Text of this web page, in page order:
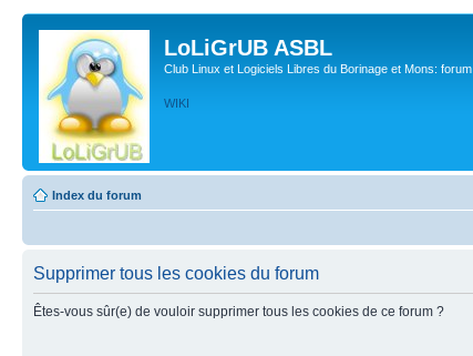
LoLiGrUB ASBL
Club Linux et Logiciels Libres du Borinage et Mons: forum
WIKI
Index du forum
Supprimer tous les cookies du forum
Êtes-vous sûr(e) de vouloir supprimer tous les cookies de ce forum ?